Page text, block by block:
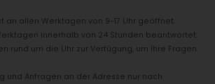
an allen Werktagen von 9-17 Uhr geöffnet.
innerhalb von 24 Stunden beantwortet.
rund um die Uhr zur Verfügung, um Ihre Fragen
und Anfragen an der Adresse nur nach